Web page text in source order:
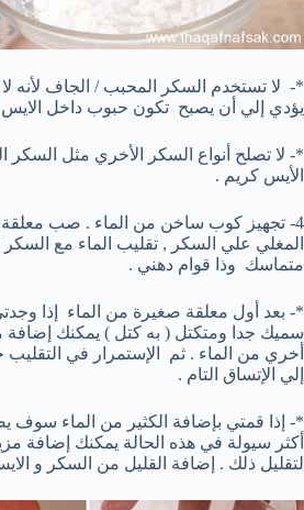
*- لا تستخدم السكر المحبب / الجاف لأنه
يؤدي إلي أن يصبح تكون حبوب داخل
*- لا تصلح أنواع السكر الأخري مثل السكر
الأيس كريم .
4- تجهيز كوب ساخن من الماء . صب
المغلي علي السكر , تقليب الماء مع
متماسك وذا قوام دهني .
*- بعد أول معلقة صغيرة من الماء إذا
سميك جدا ومتكتل ( به كتل ) يمكنك إضافة
أخري من الماء . ثم الإستمرار في
إلي الإتساق التام .
*- إذا قمتي بإضافة الكثير من الماء سوف
أكثر سيولة في هذه الحالة يمكنك إضافة
لتقليل ذلك . إضافة القليل من السكر و